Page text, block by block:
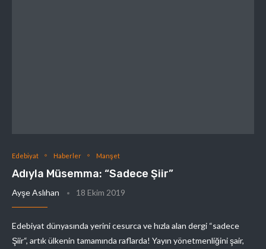
Edebiyat Haberler Manşet
Adıyla Müsemma: “Sadece Şiir”
Ayşe Aslıhan 18 Ekim 2019
Edebiyat dünyasında yerini cesurca ve hızla alan dergi “sadece
Şiir“, artık ülkenin tamamında raflarda! Yayın yönetmenliğini şair,